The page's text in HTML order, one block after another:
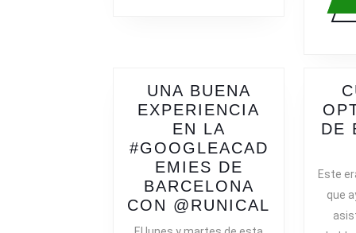
UNA BUENA
EXPERIENCIA
EN LA
#GOOGLEACAD
EMIES DE
BARCELONA
CON @RUNICAL
DE
Este
que